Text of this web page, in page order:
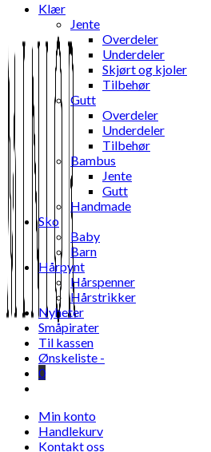
SEARCH
Klær
Jente
Overdeler
Underdeler
Skjørt og kjoler
Tilbehør
Gutt
Overdeler
Underdeler
Tilbehør
Bambus
Jente
Gutt
Handmade
Sko
Baby
Barn
Hårpynt
Hårspenner
Hårstrikker
Nyheter
Småpirater
Til kassen
Ønskeliste -
0
search
Min konto
Handlekurv
Kontakt oss